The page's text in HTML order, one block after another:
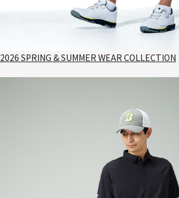
2026 SPRING & SUMMER WEAR COLLECTION